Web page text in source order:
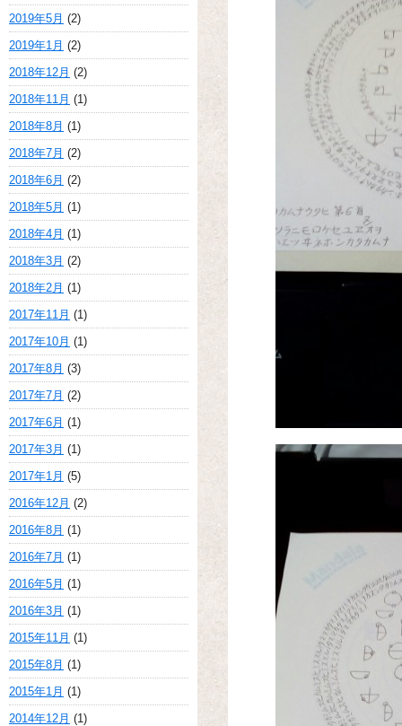
2019年5月 (2)
2019年1月 (2)
2018年12月 (2)
2018年11月 (1)
2018年8月 (1)
2018年7月 (2)
2018年6月 (2)
2018年5月 (1)
2018年4月 (1)
2018年3月 (2)
2018年2月 (1)
2017年11月 (1)
2017年10月 (1)
2017年8月 (3)
2017年7月 (2)
2017年6月 (1)
2017年3月 (1)
2017年1月 (5)
2016年12月 (2)
2016年8月 (1)
2016年7月 (1)
2016年5月 (1)
2016年3月 (1)
2015年11月 (1)
2015年8月 (1)
2015年1月 (1)
2014年12月 (1)